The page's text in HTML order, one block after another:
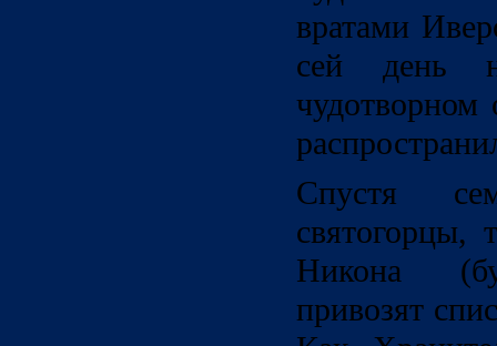
вратами
сей день
Спустя
святогорцы,
Никона
привозят